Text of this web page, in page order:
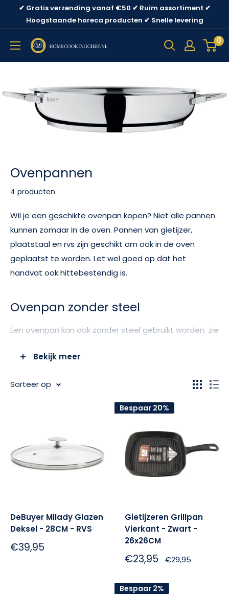
content
✔ Gratis verzending vanaf €50 ✔ Ruim assortiment ✔
Hoogstaande horeca producten ✔ Snelle levering
0
Ovenpannen
4 producten
Wil je een geschikte ovenpan kopen? Niet alle pannen
kunnen zomaar in de oven. Pannen vangietijzer,
plaatstaal en rvs zijn geschikt om ook in de oven
geplaatst te worden. Let wel goed op dat het
handvat ook hittebestendig is.
Ovenpan zonder steel
Een ovenpan kan ook zonder steel gebruikt worden, zie
Homecookingchef bijbehorende deksel voor de
Bekijk meer
Sorteer op
DeBuyer Milady Glazen
Deksel - 28CM - RVS
Sale:
€39,95
Bespaar 20%
Gietijzeren Grillpan
Vierkant - Zwart -
26x26CM
Sale:
€23,95 Normale
€29,95
Bespaar 2%